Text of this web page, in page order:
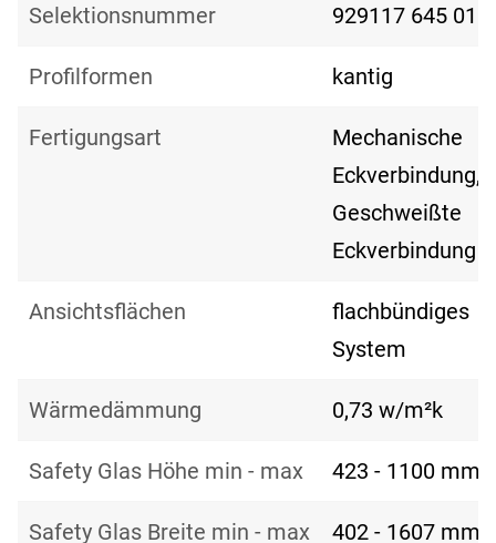
Selektionsnummer 929117 645 01
Profilformen kantig
Fertigungsart
Mechanische
Eckverbindung,
Geschweißte
Eckverbindung
Ansichtsflächen
flachbündiges
System
Wärmedämmung 0,73 w/m²k
Safety Glas Höhe min - max 423 - 1100 mm
Safety Glas Breite min - max 402 - 1607 mm